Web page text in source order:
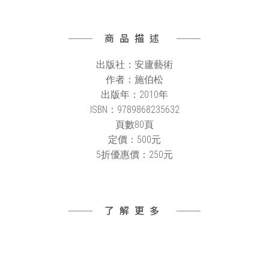
商品描述
出版社：安廬藝術
作者：施伯松
出版年：2010年
ISBN：9789868235632
頁數80頁
定價：500元
5折優惠價：250元
了解更多